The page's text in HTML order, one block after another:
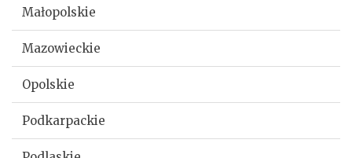
Małopolskie
Mazowieckie
Opolskie
Podkarpackie